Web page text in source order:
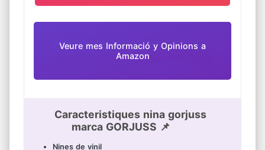
Veure mes Informació y Opinions a
Amazon
Caracteristiques nina gorjuss
marca GORJUSS 📌
Nines de vinil